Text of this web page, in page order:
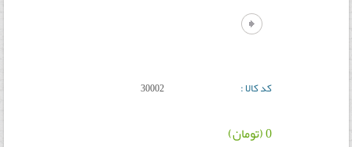
کد کالا : 30002
0 (تومان)